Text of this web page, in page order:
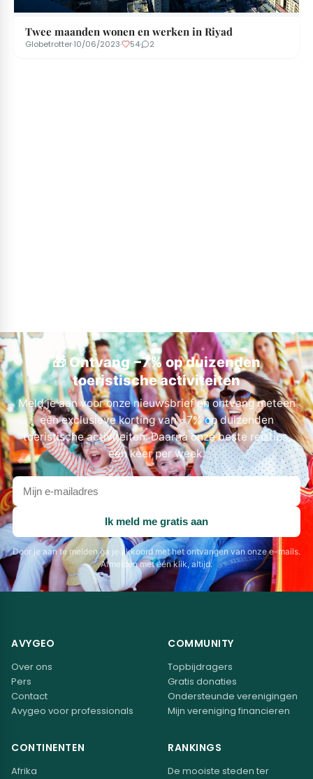
Twee maanden wonen en werken in Riyad
Globetrotter·10/06/2023· 54· 2
🎁 Ontvang −7% op duizenden
toeristische activiteiten
Meld je aan voor onze nieuwsbrief en ontvang meteen
een exclusieve korting van −7% op duizenden
toeristische activiteiten. Daarna onze beste reistips,
één keer per week.
Je
e-
mailadres
Ik meld me gratis aan
Door je aan te melden ga je akkoord met het ontvangen van onze e-mails.
Afmelden met één klik, altijd.
AVYGEO
Over ons
Pers
Contact
Avygeo voor professionals
COMMUNITY
Topbijdragers
Gratis donaties
Ondersteunde verenigingen
Mijn vereniging financieren
CONTINENTEN
Afrika
RANKINGS
De mooiste steden ter